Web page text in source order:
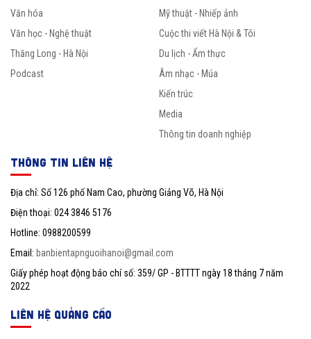
Văn hóa
Văn học - Nghệ thuật
Thăng Long - Hà Nội
Podcast
Mỹ thuật - Nhiếp ảnh
Cuộc thi viết Hà Nội & Tôi
Du lịch - Ẩm thực
Âm nhạc - Múa
Kiến trúc
Media
Thông tin doanh nghiệp
THÔNG TIN LIÊN HỆ
Địa chỉ: Số 126 phố Nam Cao, phường Giảng Võ, Hà Nội
Điện thoại: 024 3846 5176
Hotline: 0988200599
Email: banbientapnguoihanoi@gmail.com
Giấy phép hoạt động báo chí số: 359/ GP - BTTTT ngày 18 tháng 7 năm
2022
LIÊN HỆ QUẢNG CÁO